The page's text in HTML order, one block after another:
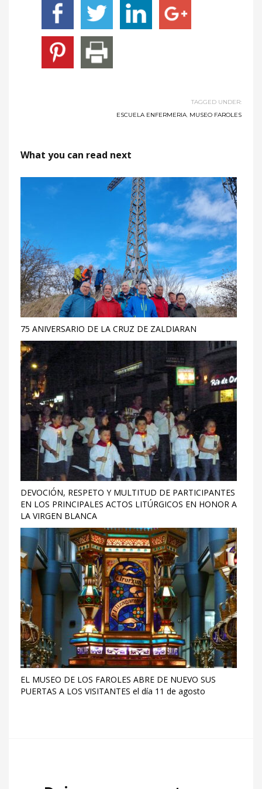
TAGGED UNDER:
ESCUELA ENFERMERIA, MUSEO FAROLES
What you can read next
75 ANIVERSARIO DE LA CRUZ DE ZALDIARAN
DEVOCIÓN, RESPETO Y MULTITUD DE PARTICIPANTES
EN LOS PRINCIPALES ACTOS LITÚRGICOS EN HONOR A
LA VIRGEN BLANCA
EL MUSEO DE LOS FAROLES ABRE DE NUEVO SUS
PUERTAS A LOS VISITANTES el día 11 de agosto